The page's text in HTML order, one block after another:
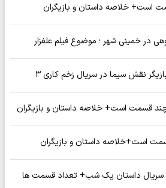
است+ خلاصه داستان و بازیگران
در خمینی شهر ؛ موضوع فیلم علفزار
نقش سیما در سریال زخم کاری ۳
چند قسمت است+ خلاصه داستان و بازیگران
است+خلاصه داستان و بازیگران
سریال داستان یک شب+ تعداد قسمت ها